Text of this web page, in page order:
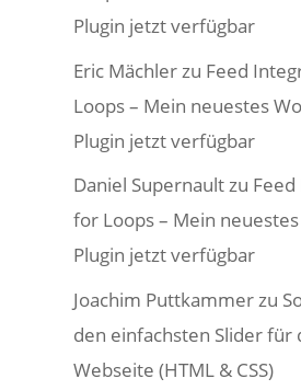
Plugin jetzt verfügbar
Eric Mächlerzu Feed
Loops – Mein neuestes
Plugin jetzt verfügbar
Daniel Supernaultzu
for Loops – Mein
Plugin jetzt verfügbar
Joachim Puttkammerzu
den einfachsten Slider für
Webseite (HTML & CSS)